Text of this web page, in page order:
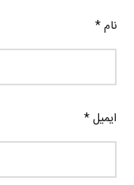
نام*
ایمیل*